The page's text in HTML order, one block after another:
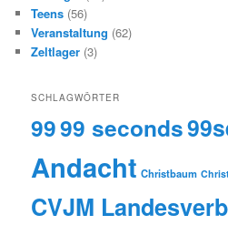
Teens (56)
Veranstaltung (62)
Zeltlager (3)
SCHLAGWÖRTER
9999 seconds
Andacht Christbaum
CVJM